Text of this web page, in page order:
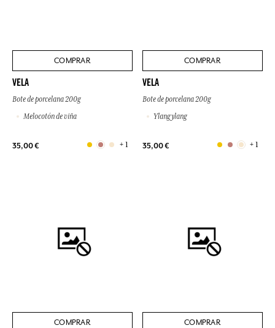
COMPRAR
VELA
Bote de porcelana 200g
Melocotón de viña
35,00 € + 1
COMPRAR
VELA
Bote de porcelana 200g
Ylang ylang
35,00 € + 1
COMPRAR COMPRAR